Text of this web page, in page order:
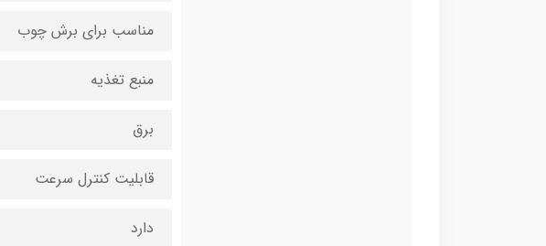
مناسب برای برش چوب
منبع تغذیه
برق
قابلیت کنترل سرعت
دارد